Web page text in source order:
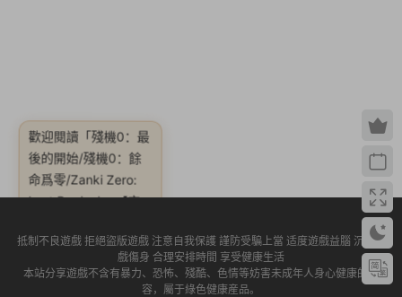
抵制不良遊戲 拒絕盜版遊戲 注意自我保護 謹防受騙上當 适度遊戲益腦 沉迷遊
戲傷身 合理安排時間 享受健康生活
本站分享遊戲不含有暴力、恐怖、殘酷、色情等妨害未成年人身心健康的内
容，屬于綠色健康産品。
歡迎閱讀 「殘機0：最
後的開始/殘機0：餘
命爲零/Zanki Zero:
Last Beginning【完
整版|容量10.6GB|官
方繁體中文|贈多項修
改器】」